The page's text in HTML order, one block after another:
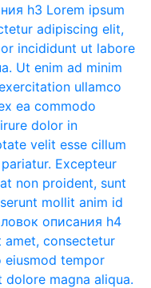
h3 Lorem ipsum
adipiscing elit,
incididunt ut labore
Ut enim ad minim
ullamco
ea commodo
dolor in
velit esse cillum
Excepteur
non proident, sunt
mollit anim id
описания h4
amet, consectetur
eiusmod tempor
magna aliqua.